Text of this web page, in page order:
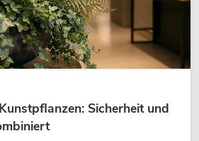
Sicherheit und